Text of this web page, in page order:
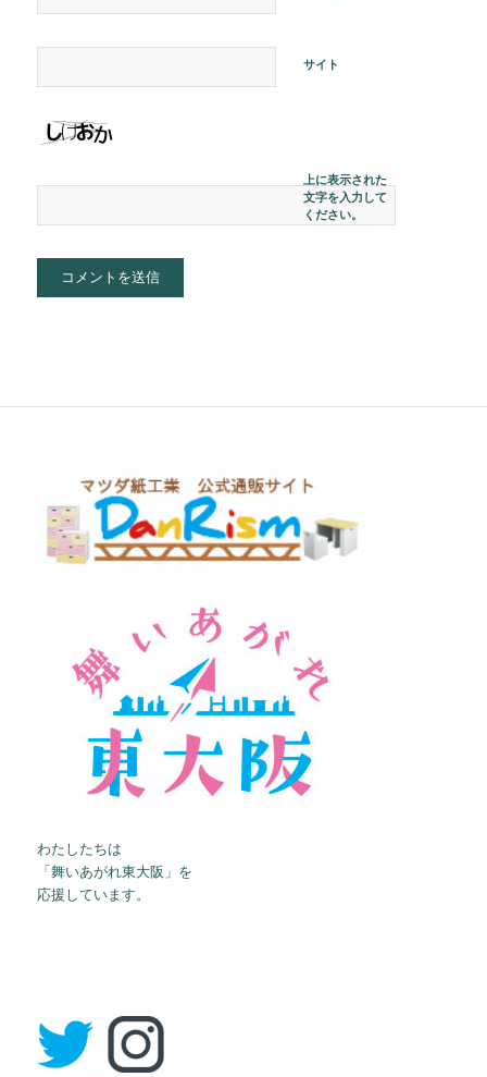
サイト
上に表示された
文字を入力して
ください。
わたしたちは
「舞いあがれ東大阪」を
応援しています。